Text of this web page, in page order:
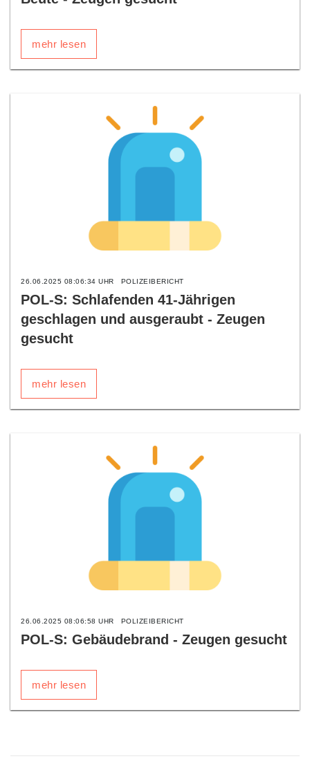
mehr lesen
26.06.2025 08:06:34 UHR POLIZEIBERICHT
POL-S: Schlafenden 41-Jährigen
geschlagen und ausgeraubt - Zeugen
gesucht
mehr lesen
26.06.2025 08:06:58 UHR POLIZEIBERICHT
POL-S: Gebäudebrand - Zeugen gesucht
mehr lesen